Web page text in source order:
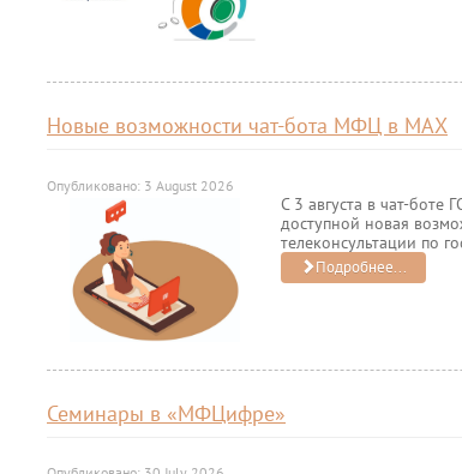
Новые возможности чат-бота МФЦ в МАХ
Опубликовано: 3 August 2026
С 3 августа в чат-
доступной новая
телеконсультации по
Подробнее...
Семинары в «МФЦифре»